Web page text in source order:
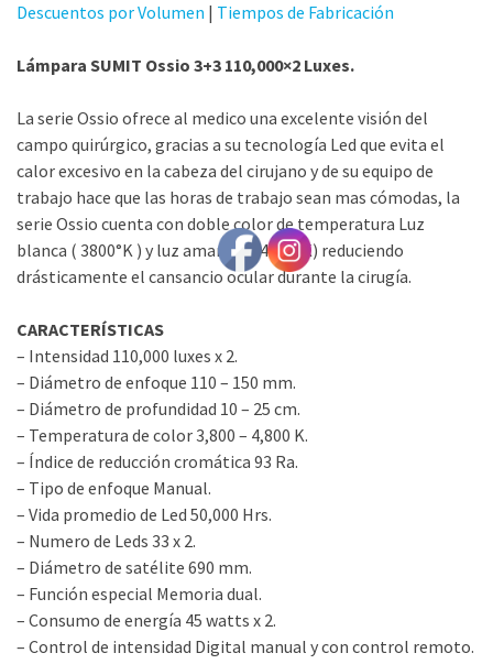
Descuentos por Volumen | Tiempos de Fabricación
Lámpara SUMIT Ossio 3+3 110,000×2 Luxes.
La serie Ossio ofrece al medico una excelente visión del
campo quirúrgico, gracias a su tecnología Led que evita el
calor excesivo en la cabeza del cirujano y de su equipo de
trabajo hace que las horas de trabajo sean mas cómodas, la
serie Ossio cuenta con doble color de temperatura Luz
blanca ( 3800°K ) y luz amarilla ( 4800°K) reduciendo
drásticamente el cansancio ocular durante la cirugía.
CARACTERÍSTICAS
– Intensidad 110,000 luxes x 2.
– Diámetro de enfoque 110 – 150 mm.
– Diámetro de profundidad 10 – 25 cm.
– Temperatura de color 3,800 – 4,800 K.
– Índice de reducción cromática 93 Ra.
– Tipo de enfoque Manual.
– Vida promedio de Led 50,000 Hrs.
– Numero de Leds 33 x 2.
– Diámetro de satélite 690 mm.
– Función especial Memoria dual.
– Consumo de energía 45 watts x 2.
– Control de intensidad Digital manual y con control remoto.